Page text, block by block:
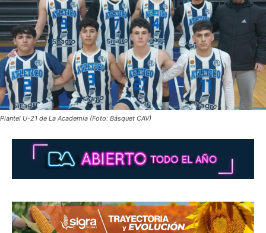
Plantel U-21 de La Academia (Foto: Básquet CAV)